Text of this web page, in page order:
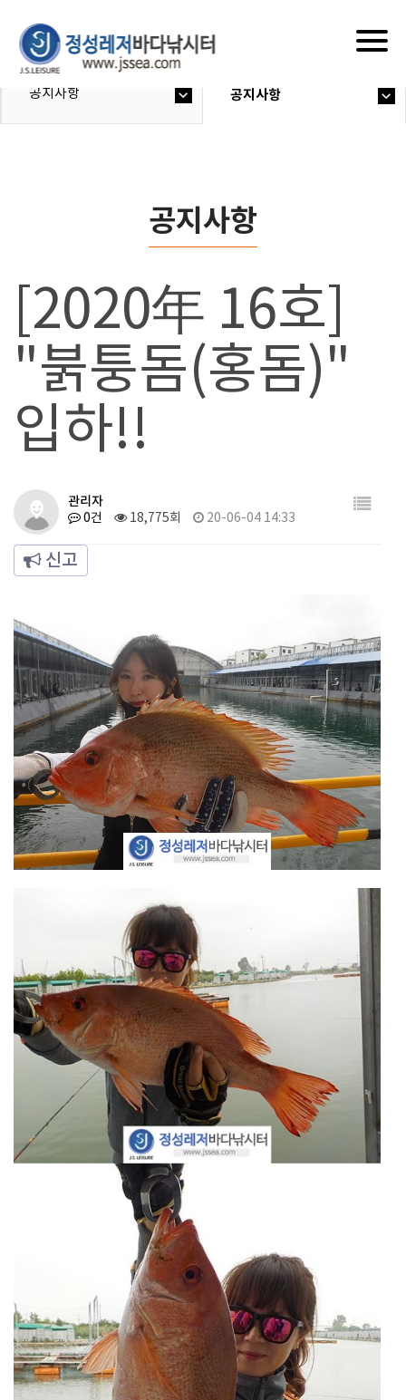
공지사항 공지사항
공지사항
[2020年 16호]
"붉퉁돔(홍돔)"
입하!!
관리자
0건 18,775회 20-06-04 14:33
신고